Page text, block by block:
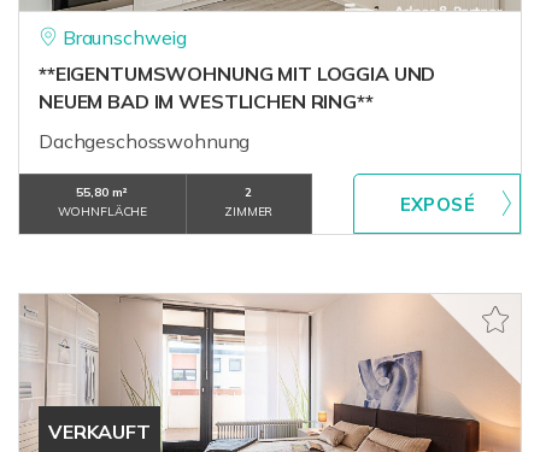
Braunschweig
**EIGENTUMSWOHNUNG MIT LOGGIA UND
NEUEM BAD IM WESTLICHEN RING**
Dachgeschosswohnung
55,80 m²
WOHNFLÄCHE
2
ZIMMER
VERKAUFT